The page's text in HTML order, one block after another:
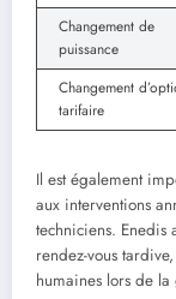
Changement de
puissance
Changement
tarifaire
Il est également
aux interventions
techniciens. Enedis
rendez-vous
humaines lors de